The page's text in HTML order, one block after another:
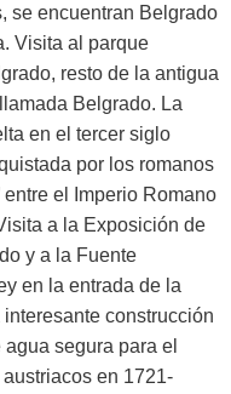
se encuentran Belgrado
Visita al parque
resto de la antigua
Belgrado. La
en el tercer siglo
por los romanos
entre el Imperio Romano
a la Exposición de
y a la Fuente
en la entrada de la
construcción
segura para el
en 1721-